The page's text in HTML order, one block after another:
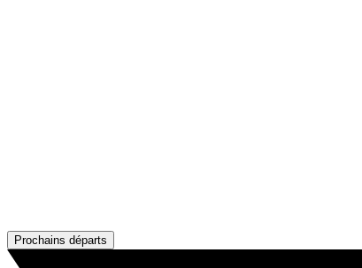
Prochains départs